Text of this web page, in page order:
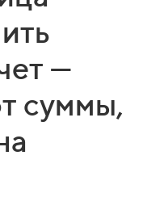
—
суммы,